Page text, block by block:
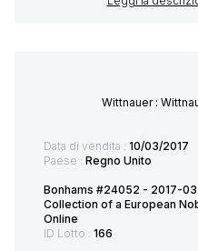
Wittnauer :
Data di vendita : 10/03/2017
Paese : Regno Unito
Bonhams #24052 - 2017-
Collection of a European
Online
ID Lotto : 166